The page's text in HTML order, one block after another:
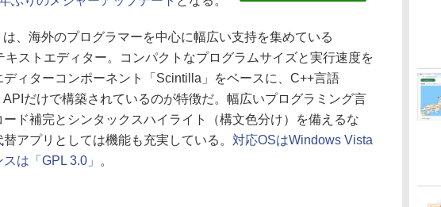
、海外のプログラマーを中心に幅広い支持を集めている
キストエディター。コンパクトなプログラムサイズと実行速度を
ィターコンポーネント「Scintilla」をベースに、C++言語
APIだけで構築されているのが特徴だ。幅広いプログラミング言
ド補完とシンタックスハイライト（構文色分け）を備えるな
アプリとしては機能も充実している。 対応OSはWindows Vista
は「GPL 3.0」
。